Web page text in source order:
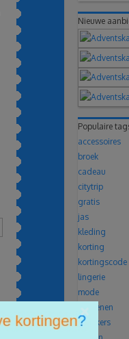
Nieuwe
Populaire
accessoires
broek
cadeau
citytrip
gratis
jas
kleding
korting
kortingscode
lingerie
mode
Schoenen
sneakers
solden
×